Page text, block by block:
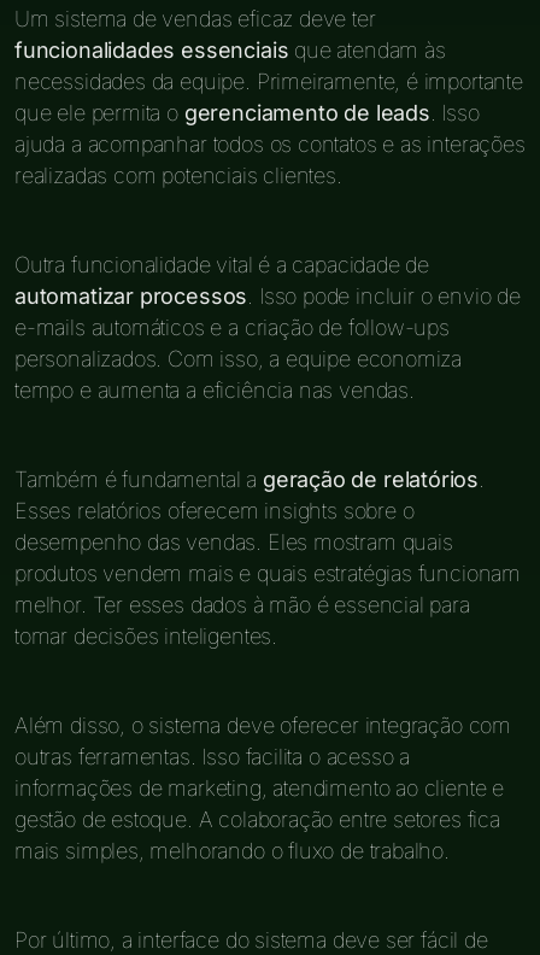
Um sistema de vendas eficaz deve ter
funcionalidades essenciais que atendam às
necessidades da equipe. Primeiramente, é importante
que ele permita o gerenciamento de leads . Isso
ajuda a acompanhar todos os contatos e as interações
realizadas com potenciais clientes.
Outra funcionalidade vital é a capacidade de
automatizar processos . Isso pode incluir o envio de
e-mails automáticos e a criação de follow-ups
personalizados. Com isso, a equipe economiza
tempo e aumenta a eficiência nas vendas.
Também é fundamental a geração de relatórios
Esses relatórios oferecem insights sobre o
desempenho das vendas. Eles mostram quais
produtos vendem mais e quais estratégias funcionam
melhor. Ter esses dados à mão é essencial para
tomar decisões inteligentes.
Além disso, o sistema deve oferecer integração com
outras ferramentas. Isso facilita o acesso a
informações de marketing, atendimento ao cliente e
gestão de estoque. A colaboração entre setores fica
mais simples, melhorando o fluxo de trabalho.
Por último, a interface do sistema deve ser fácil de